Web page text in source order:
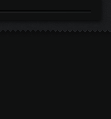
ex. pour atmo -30- 80°C
ldr moteurtemp
TTC Le
pourrez
Ethanol à
d'origine
et 15nm